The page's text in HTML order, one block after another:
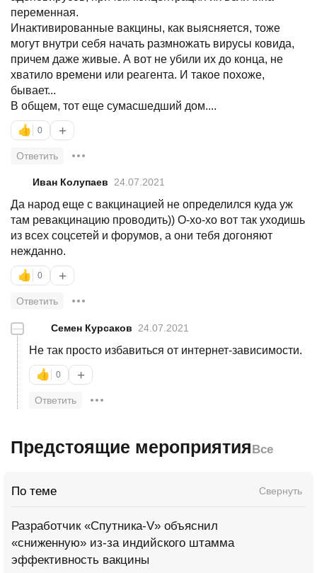
переменная.
Инактивированные вакцины, как выясняется, тоже
могут внутри себя начать размножать вирусы ковида,
причем даже живые. А вот не убили их до конца, не
хватило времени или реагента. И такое похоже,
бывает...
В общем, тот еще сумасшедший дом....
👍 0 +
Ответить
Иван Колупаев 24.07.2021
Да народ еще с вакцинацией не определился куда уж
там ревакцинацию проводить)) О-хо-хо вот так уходишь
из всех соцсетей и форумов, а они тебя догоняют
нежданно.
👍 0 +
Ответить
— Семен Курсаков 24.07.2021
Не так просто избавиться от интернет-зависимости.
👍 0 +
Ответить
Предстоящие мероприятияВсе
По теме Свернуть
Разработчик «Спутника-V» объяснил
«сниженную» из-за индийского штамма
эффективность вакцины